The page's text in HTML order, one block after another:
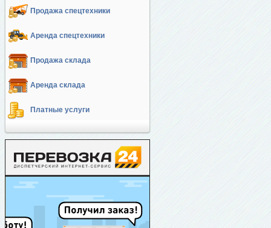
Продажа спецтехники
Аренда спецтехники
Продажа склада
Аренда склада
Платные услуги